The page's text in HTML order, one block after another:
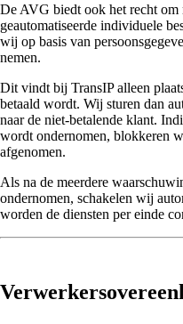
De AVG biedt ook het recht om
geautomatiseerde individuele
wij op basis van
nemen.
Dit vindt bij TransIP alleen
betaald wordt. Wij sturen dan
naar de niet-betalende klant.
wordt ondernomen, blokkeren
afgenomen.
Als na de meerdere
ondernomen, schakelen wij
worden de diensten per einde